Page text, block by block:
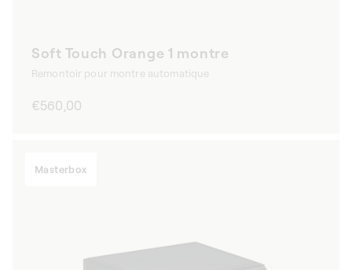
Soft Touch Orange 1 montre
Remontoir pour montre automatique
Prix
€560,00
Masterbox